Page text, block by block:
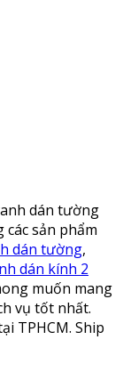
dán tường
sản phẩm
dán tường,
dán kính 2
muốn mang
vụ tốt nhất.
TPHCM. Ship